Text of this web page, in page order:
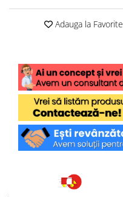
Adauga la Favorite